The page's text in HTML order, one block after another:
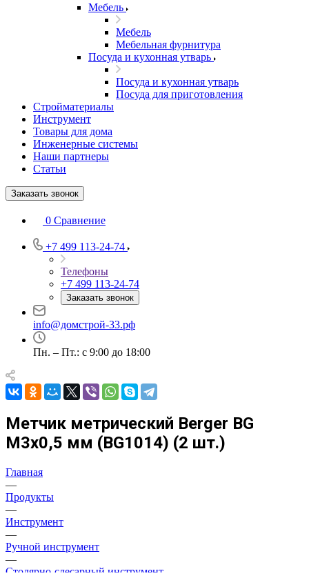
Мебель
Мебель
Мебельная фурнитура
Посуда и кухонная утварь
Посуда и кухонная утварь
Посуда для приготовления
Стройматериалы
Инструмент
Товары для дома
Инженерные системы
Наши партнеры
Статьи
Заказать звонок
0 Сравнение
+7 499 113-24-74
Телефоны
+7 499 113-24-74
Заказать звонок
info@домстрой-33.рф
Пн. – Пт.: с 9:00 до 18:00
Метчик метрический Berger BG
М3х0,5 мм (BG1014) (2 шт.)
Главная
—
Продукты
—
Инструмент
—
Ручной инструмент
—
Столярно-слесарный инструмент